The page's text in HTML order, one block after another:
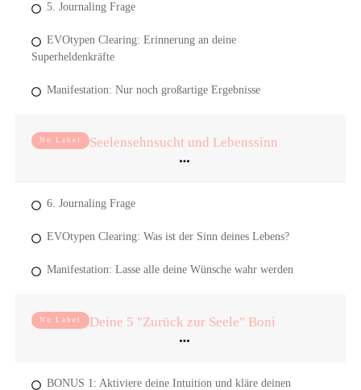
5. Journaling Frage
EVOtypen Clearing: Erinnerung an deine
Superheldenkräfte
Manifestation: Nur noch großartige Ergebnisse
No Label Seelensehnsucht und Lebenssinn
6. Journaling Frage
EVOtypen Clearing: Was ist der Sinn deines Lebens?
Manifestation: Lasse alle deine Wünsche wahr werden
No Label Deine 5 "Zurück zur Seele" Boni
BONUS 1: Aktiviere deine Intuition und kläre deinen